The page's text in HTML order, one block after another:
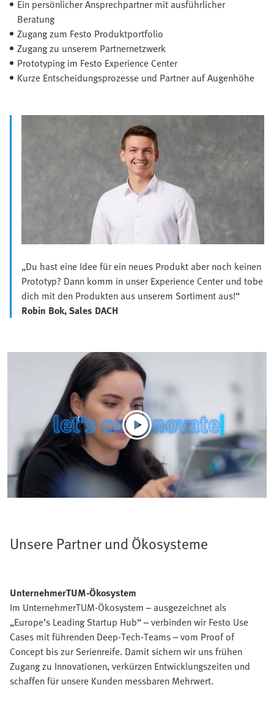
Ein persönlicher Ansprechpartner mit ausführlicher
Beratung
Zugang zum Festo Produktportfolio
Zugang zu unserem Partnernetzwerk
Prototyping im Festo Experience Center
Kurze Entscheidungsprozesse und Partner auf Augenhöhe
„Du hast eine Idee für ein neues Produkt aber noch keinen
Prototyp? Dann komm in unser Experience Center und tobe
dich mit den Produkten aus unserem Sortiment aus!“
Robin Bok, Sales DACH
Unsere Partner und Ökosysteme
UnternehmerTUM-Ökosystem
Im UnternehmerTUM-Ökosystem – ausgezeichnet als
„Europe’s Leading Startup Hub“ – verbinden wir Festo Use
Cases mit führenden Deep-Tech-Teams – vom Proof of
Concept bis zur Serienreife. Damit sichern wir uns frühen
Zugang zu Innovationen, verkürzen Entwicklungszeiten und
schaffen für unsere Kunden messbaren Mehrwert.